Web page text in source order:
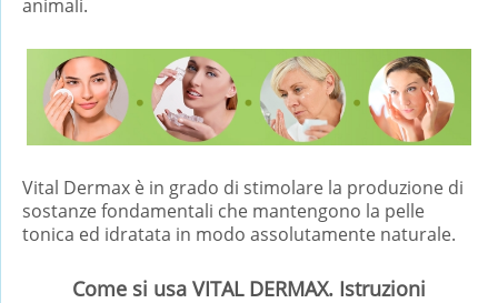
animali.
Vital Dermax è in grado di stimolare la produzione di
sostanze fondamentali che mantengono la pelle
tonica ed idratata in modo assolutamente naturale.
Come si usa VITAL DERMAX. Istruzioni